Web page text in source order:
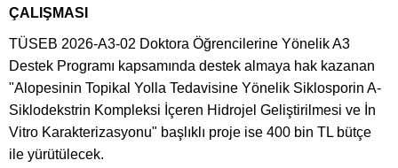
ÇALIŞMASI
TÜSEB 2026-A3-02 Doktora Öğrencilerine Yönelik A3
Destek Programı kapsamında destek almaya hak kazanan
"Alopesinin Topikal Yolla Tedavisine Yönelik Siklosporin A-
Siklodekstrin Kompleksi İçeren Hidrojel Geliştirilmesi ve İn
Vitro Karakterizasyonu" başlıklı proje ise 400 bin TL bütçe
ile yürütülecek.